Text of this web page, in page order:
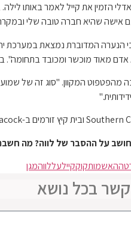
הזמין את קייל לאמר באותו
אישה שהיא חברה טובה שלי
הנערה המדוברת נמצאת במערכת
אדם מאוד מוכשר ומכובד בתחומה".
מהפטפוט המקוון. "סוג זה של
על ההסבר של לווה? מה
האשמותקוקקיילעללווהמגן
קשר בכל נושא